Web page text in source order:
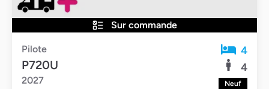
Sur commande
Pilote
P720U
2027
4
4
Neuf